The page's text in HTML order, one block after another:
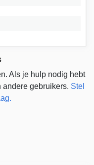
Als je hulp nodig hebt
andere gebruikers. Stel